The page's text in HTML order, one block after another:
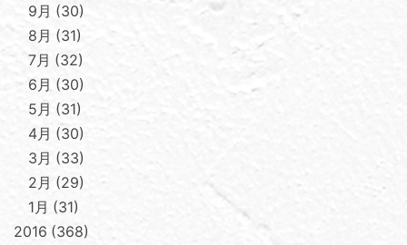
9月
30
8月
31
7月
32
6月
30
5月
31
4月
30
3月
33
2月
29
1月
31
2016 368